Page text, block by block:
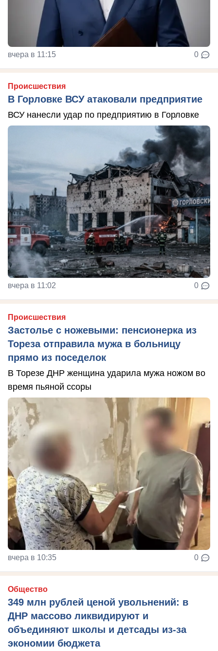
вчера в 11:15 0
Происшествия
В Горловке ВСУ атаковали предприятие
ВСУ нанесли удар по предприятию в Горловке
вчера в 11:02 0
Происшествия
Застолье с ножевыми: пенсионерка из
Тореза отправила мужа в больницу
прямо из поседелок
В Торезе ДНР женщина ударила мужа ножом во
время пьяной ссоры
вчера в 10:35 0
Общество
349 млн рублей ценой увольнений: в
ДНР массово ликвидируют и
объединяют школы и детсады из-за
экономии бюджета